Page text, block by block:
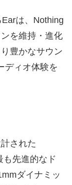
は、Nothing
を維持・進化
豊かなサウン
ディオ体験を
された
も先進的なド
ダイナミッ